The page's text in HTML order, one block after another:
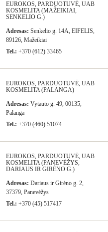
EUROKOS, PARDUOTUVĖ, UAB
KOSMELITA (MAŽEIKIAI,
SENKELIO G.)
Adresas: Senkelio g. 14A, EIFELIS,
89126, Mažeikiai
Tel.: +370 (612) 33465
EUROKOS, PARDUOTUVĖ, UAB
KOSMELITA (PALANGA)
Adresas: Vytauto g. 49, 00135,
Palanga
Tel.: +370 (460) 51074
EUROKOS, PARDUOTUVĖ, UAB
KOSMELITA (PANEVĖŽYS,
DARIAUS IR GIRĖNO G.)
Adresas: Dariaus ir Girėno g. 2,
37379, Panevėžys
Tel.: +370 (45) 517417